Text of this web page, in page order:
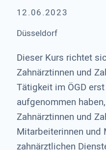
12.06.2023
Düsseldorf
Dieser Kurs richtet
Zahnärztinnen und
Tätigkeit im ÖGD
aufgenommen
Zahnärztinnen und
Mitarbeiterinnen und
zahnärztlichen